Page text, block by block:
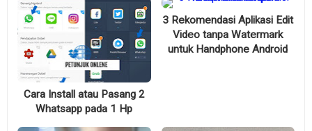
Cara Install atau Pasang 2
Whatsapp pada 1 Hp
3 Rekomendasi Aplikasi Edit
Video tanpa Watermark
untuk Handphone Android